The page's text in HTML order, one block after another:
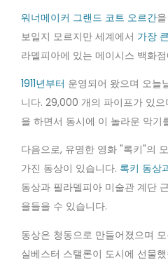
워너메이커 그랜드 코트 오르간
보일지 모르지만 세계에서 가장
라델피아에 있는 메이시스 백화
1911년부터 운영되어 왔으며 오늘
니다. 29,000 개의 파이프가 있
을 하면서 동시에 이 놀라운 악기
다음으로, 유명한 영화 "록키"의
가진 동상이 있습니다. 록키 동상
동상과 필라델피아 미술관 계단
을들을 수 있습니다.
동상은 청동으로 만들어졌으며
실베스터 스탤론이 도시에 선물